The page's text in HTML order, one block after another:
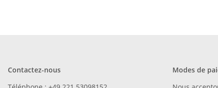
Contactez-nous
Modes de